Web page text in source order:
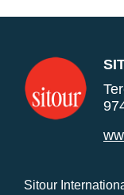
Sitour